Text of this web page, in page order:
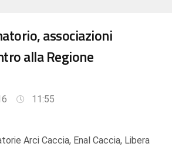
associazioni
alla Regione
11:55
Arci Caccia, Enal Caccia, Libera